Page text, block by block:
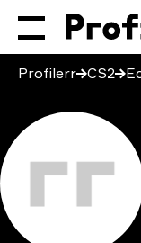
Profilerr CS2